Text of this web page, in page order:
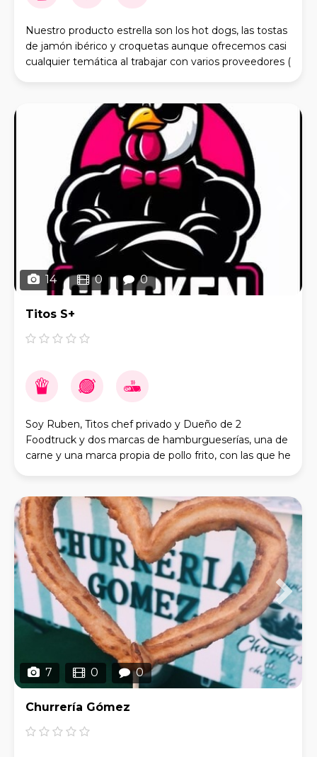
Nuestro producto estrella son los hot dogs, las tostas
de jamón ibérico y croquetas aunque ofrecemos casi
cualquier temática al trabajar con varios proveedores (
14 0 0
Titos S+
Soy Ruben, Titos chef privado y Dueño de 2
Foodtruck y dos marcas de hamburgueserías, una de
carne y una marca propia de pollo frito, con las que he
7 0 0
Churrería Gómez